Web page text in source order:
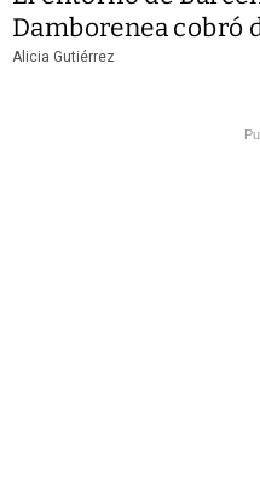
Damborenea cobró
Alicia Gutiérrez